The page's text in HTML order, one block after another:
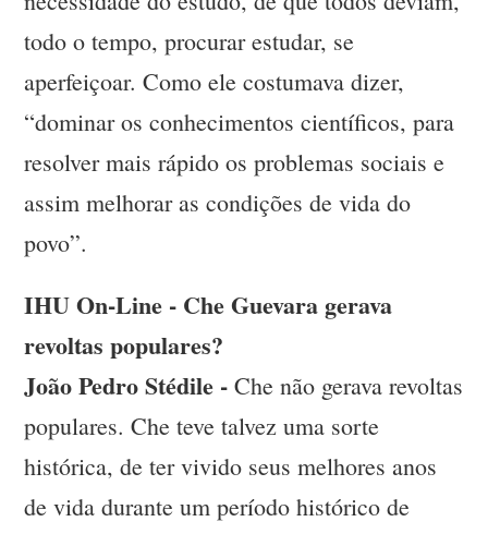
todo o tempo, procurar estudar, se
aperfeiçoar. Como ele costumava dizer,
“dominar os conhecimentos científicos, para
resolver mais rápido os problemas sociais e
assim melhorar as condições de vida do
povo”.
IHU On-Line - Che Guevara gerava
revoltas populares?
João Pedro Stédile - Che não gerava revoltas
populares. Che teve talvez uma sorte
histórica, de ter vivido seus melhores anos
de vida durante um período histórico de